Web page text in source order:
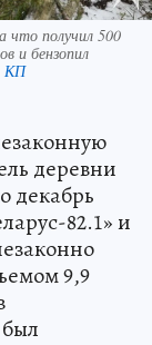
что получил 500
и бензопил
КП
деревни
декабрь
82.1» и
9,9